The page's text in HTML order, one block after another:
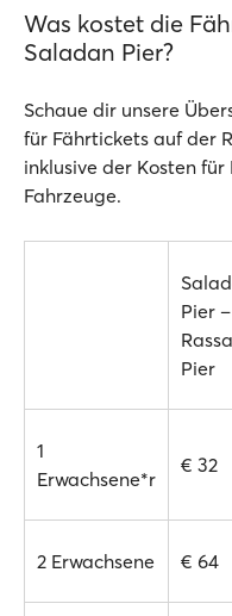
Was kostet die
Saladan Pier?
Schaue dir unsere
für Fährtickets auf der
inklusive der Kosten
Fahrzeuge.
Pier –
Pier
1
Erwachsene*r
€ 32
2 Erwachsene € 64